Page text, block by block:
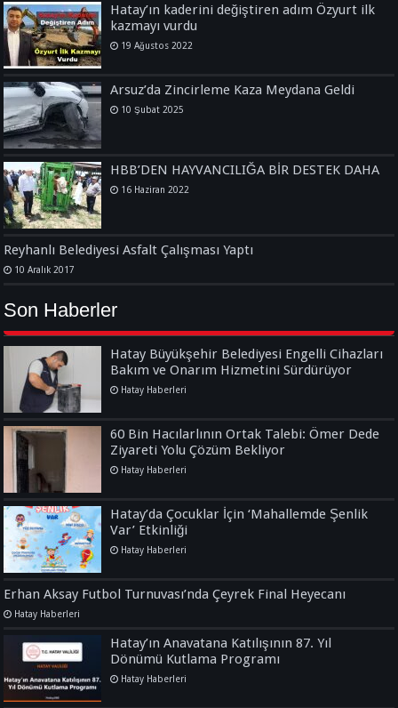
Hatay’ın kaderini değiştiren adım Özyurt ilk
kazmayı vurdu
19 Ağustos 2022
Arsuz’da Zincirleme Kaza Meydana Geldi
10 Şubat 2025
HBB’DEN HAYVANCILIĞA BİR DESTEK DAHA
16 Haziran 2022
Reyhanlı Belediyesi Asfalt Çalışması Yaptı
10 Aralık 2017
Son Haberler
Hatay Büyükşehir Belediyesi Engelli Cihazları
Bakım ve Onarım Hizmetini Sürdürüyor
Hatay Haberleri
60 Bin Hacılarlının Ortak Talebi: Ömer Dede
Ziyareti Yolu Çözüm Bekliyor
Hatay Haberleri
Hatay’da Çocuklar İçin ‘Mahallemde Şenlik
Var’ Etkinliği
Hatay Haberleri
Erhan Aksay Futbol Turnuvası’nda Çeyrek Final Heyecanı
Hatay Haberleri
Hatay’ın Anavatana Katılışının 87. Yıl
Dönümü Kutlama Programı
Hatay Haberleri